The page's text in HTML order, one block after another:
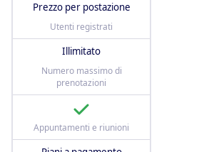
Prezzo per postazione
Utenti registrati
Illimitato
Numero massimo di
prenotazioni
Appuntamenti e riunioni